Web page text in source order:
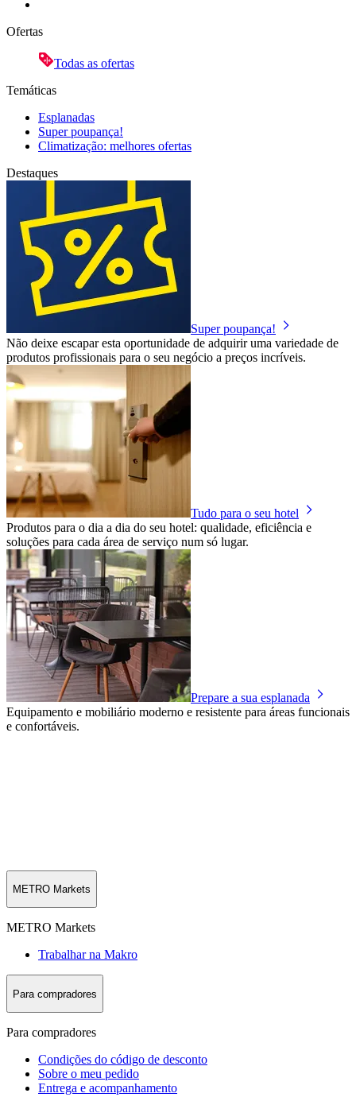
Ofertas
Todas as ofertas
Temáticas
Esplanadas
Super poupança!
Climatização: melhores ofertas
Destaques
Super poupança!
Não deixe escapar esta oportunidade de adquirir uma variedade de
produtos profissionais para o seu negócio a preços incríveis.
Tudo para o seu hotel
Produtos para o dia a dia do seu hotel: qualidade, eficiência e
soluções para cada área de serviço num só lugar.
Prepare a sua esplanada
Equipamento e mobiliário moderno e resistente para áreas funcionais
e confortáveis.
METRO Markets
METRO Markets
Trabalhar na Makro
Para compradores
Para compradores
Condições do código de desconto
Sobre o meu pedido
Entrega e acompanhamento